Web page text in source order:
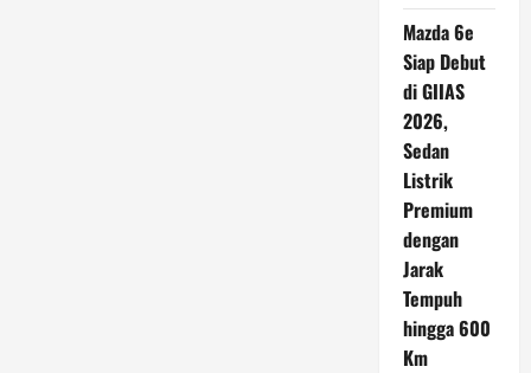
Mazda 6e
Siap Debut
di GIIAS
2026,
Sedan
Listrik
Premium
dengan
Jarak
Tempuh
hingga 600
Km